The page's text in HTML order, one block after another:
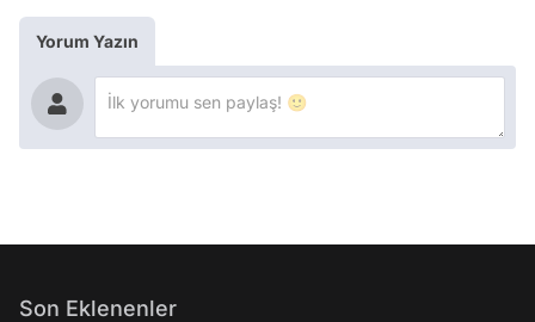
Yorum Yazın
Son Eklenenler